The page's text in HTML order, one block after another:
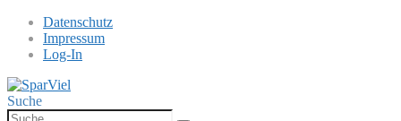
Datenschutz
Impressum
Log-In
Suche